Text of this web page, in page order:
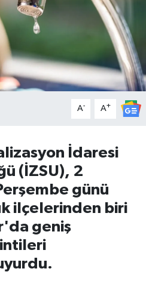
A- A+
İdaresi
(İZSU), 2
günü
ilçelerinden biri
geniş